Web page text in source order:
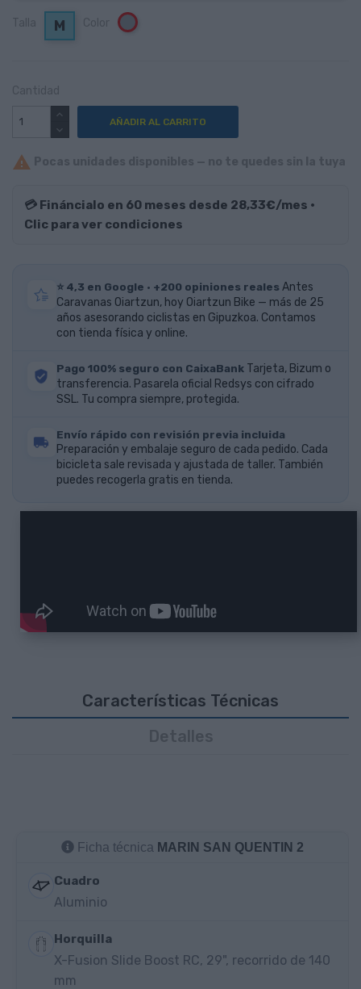
M Gris
AÑADIR AL CARRITO

💳 Fináncialo en 60 meses desde 28,33€/mes ·
Clic para ver condiciones
⭐ 4,3 en Google · +200 opiniones reales Antes
Caravanas Oiartzun, hoy Oiartzun Bike — más de 25
años asesorando ciclistas en Gipuzkoa. Contamos
con tienda física y online.
Pago 100% seguro con CaixaBank Tarjeta, Bizum o
transferencia. Pasarela oficial Redsys con cifrado
SSL. Tu compra siempre, protegida.
Envío rápido con revisión previa incluida
Preparación y embalaje seguro de cada pedido. Cada
bicicleta sale revisada y ajustada de taller. También
puedes recogerla gratis en tienda.
Características Técnicas
Ficha técnica MARIN SAN QUENTIN 2
Cuadro
Aluminio
Horquilla
X-Fusion Slide Boost RC, 29", recorrido de 140
mm